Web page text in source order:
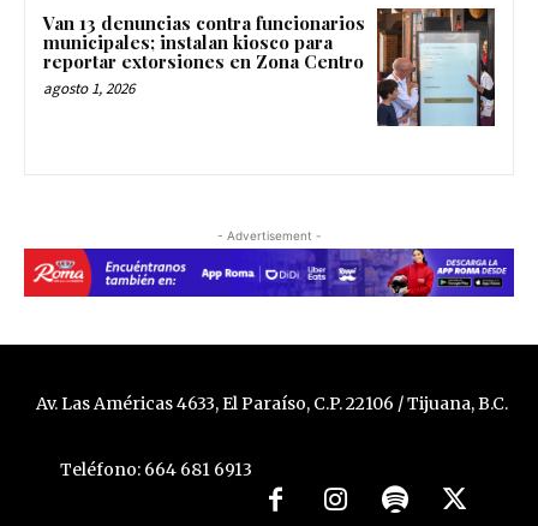
Van 13 denuncias contra funcionarios
municipales; instalan kiosco para
reportar extorsiones en Zona Centro
agosto 1, 2026
- Advertisement -
Av. Las Américas 4633, El Paraíso, C.P. 22106 / Tijuana, B.C.
Teléfono: 664 681 6913